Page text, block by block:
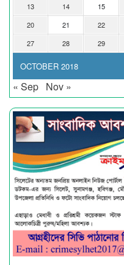
OCTOBER 2018
13
14 15
20
21 22
27
28 29
« Sep Nov »